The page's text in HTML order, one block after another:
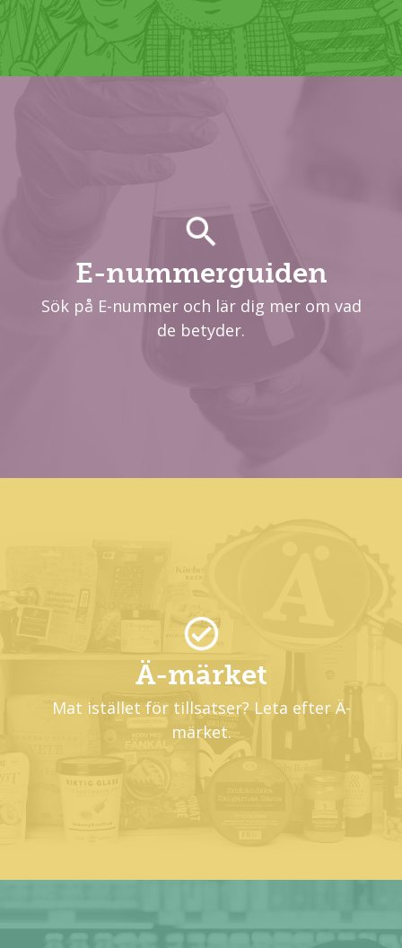
E-nummerguiden
Sök på E-nummer och lär dig mer om vad
de betyder.
Ä-märket
Mat istället för tillsatser? Leta efter Ä-
märket.